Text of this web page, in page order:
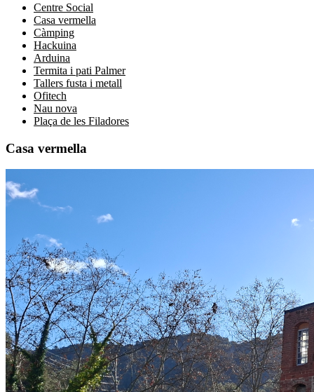
Centre Social
Casa vermella
Càmping
Hackuina
Arduina
Termita i pati Palmer
Tallers fusta i metall
Ofitech
Nau nova
Plaça de les Filadores
Casa vermella